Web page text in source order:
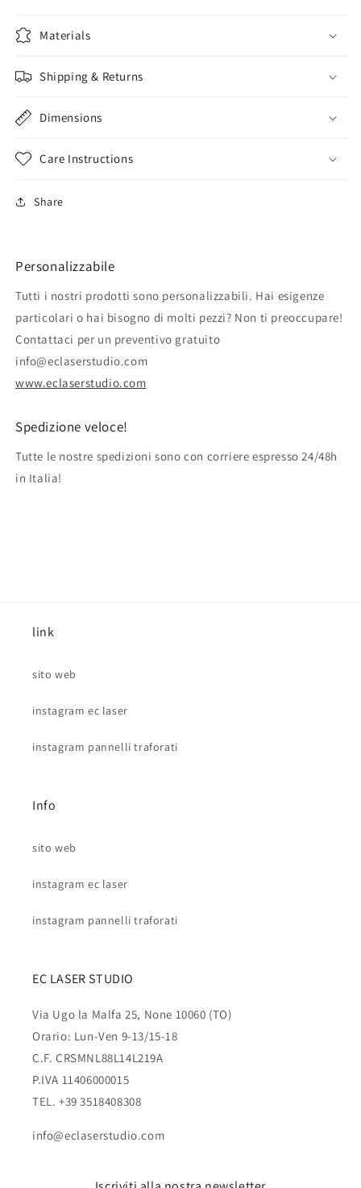
Materials
Shipping & Returns
Dimensions
Care Instructions
Share
Personalizzabile
Tutti i nostri prodotti sono personalizzabili. Hai esigenze
particolari o hai bisogno di molti pezzi? Non ti preoccupare!
Contattaci per un preventivo gratuito
info@eclaserstudio.com
www.eclaserstudio.com
Spedizione veloce!
Tutte le nostre spedizioni sono con corriere espresso 24/48h
in Italia!
link
sito web
instagram ec laser
instagram pannelli traforati
Info
sito web
instagram ec laser
instagram pannelli traforati
EC LASER STUDIO
Via Ugo la Malfa 25, None 10060 (TO)
Orario: Lun-Ven 9-13/15-18
C.F. CRSMNL88L14L219A
P.IVA 11406000015
TEL. +39 3518408308
info@eclaserstudio.com